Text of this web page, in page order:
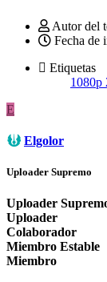
Autor del
Fecha de
Etiquetas
1080p
E
Elgolor
Uploader Supremo
Uploader
Uploader
Colaborador
Miembro Estable
Miembro